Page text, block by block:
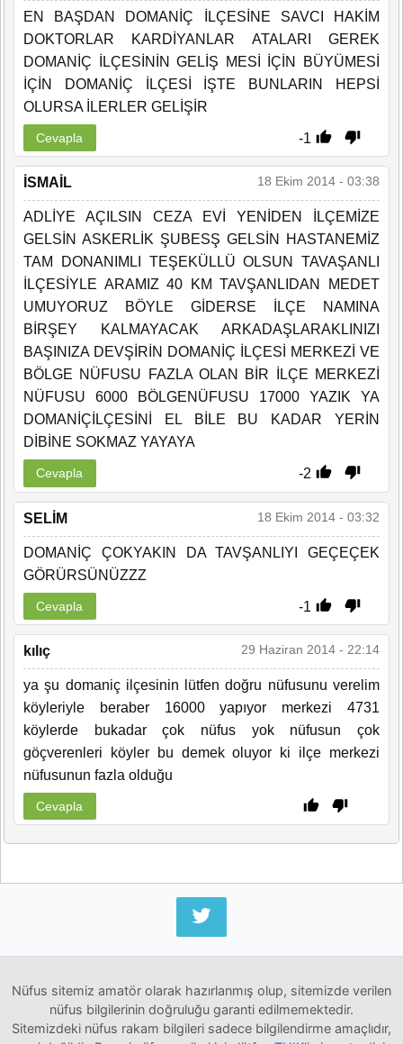
EN BAŞDAN DOMANİÇ İLÇESİNE SAVCI HAKİM
DOKTORLAR KARDİYANLAR ATALARI GEREK
DOMANİÇ İLÇESİNİN GELİŞ MESİ İÇİN BÜYÜMESİ
İÇİN DOMANİÇ İLÇESİ İŞTE BUNLARIN HEPSİ
OLURSA İLERLER GELİŞİR
-1
Cevapla
İSMAİL 18 Ekim 2014 - 03:38
ADLİYE AÇILSIN CEZA EVİ YENİDEN İLÇEMİZE
GELSİN ASKERLİK ŞUBESŞ GELSİN HASTANEMİZ
TAM DONANIMLI TEŞEKÜLLÜ OLSUN TAVAŞANLI
İLÇESİYLE ARAMIZ 40 KM TAVŞANLIDAN MEDET
UMUYORUZ BÖYLE GİDERSE İLÇE NAMINA
BİRŞEY KALMAYACAK ARKADAŞLARAKLINIZI
BAŞINIZA DEVŞİRİN DOMANİÇ İLÇESİ MERKEZİ VE
BÖLGE NÜFUSU FAZLA OLAN BİR İLÇE MERKEZİ
NÜFUSU 6000 BÖLGENÜFUSU 17000 YAZIK YA
DOMANİÇİLÇESİNİ EL BİLE BU KADAR YERİN
DİBİNE SOKMAZ YAYAYA
-2
Cevapla
SELİM 18 Ekim 2014 - 03:32
DOMANİÇ ÇOKYAKIN DA TAVŞANLIYI GEÇEÇEK
GÖRÜRSÜNÜZZZ
-1
Cevapla
kılıç 29 Haziran 2014 - 22:14
ya şu domaniç ilçesinin lütfen doğru nüfusunu verelim
köyleriyle beraber 16000 yapıyor merkezi 4731
köylerde bukadar çok nüfus yok nüfusun çok
göçverenleri köyler bu demek oluyor ki ilçe merkezi
nüfusunun fazla olduğu
Cevapla
Nüfus sitemiz amatör olarak hazırlanmış olup, sitemizde verilen
nüfus bilgilerinin doğruluğu garanti edilmemektedir.
Sitemizdeki nüfus rakam bilgileri sadece bilgilendirme amaçlıdır,